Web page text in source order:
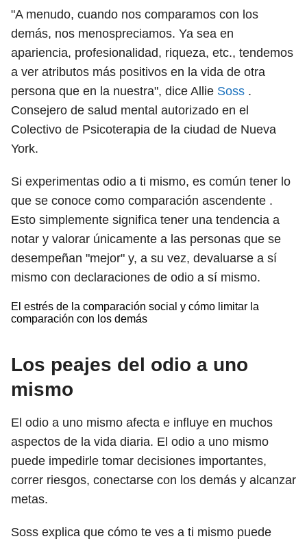
"A menudo, cuando nos comparamos con los
demás, nos menospreciamos. Ya sea en
apariencia, profesionalidad, riqueza, etc., tendemos
a ver atributos más positivos en la vida de otra
persona que en la nuestra", dice Allie Soss .
Consejero de salud mental autorizado en el
Colectivo de Psicoterapia de la ciudad de Nueva
York.
Si experimentas odio a ti mismo, es común tener lo
que se conoce como comparación ascendente .
Esto simplemente significa tener una tendencia a
notar y valorar únicamente a las personas que se
desempeñan "mejor" y, a su vez, devaluarse a sí
mismo con declaraciones de odio a sí mismo.
El estrés de la comparación social y cómo limitar la
comparación con los demás
Los peajes del odio a uno
mismo
El odio a uno mismo afecta e influye en muchos
aspectos de la vida diaria. El odio a uno mismo
puede impedirle tomar decisiones importantes,
correr riesgos, conectarse con los demás y alcanzar
metas.
Soss explica que cómo te ves a ti mismo puede